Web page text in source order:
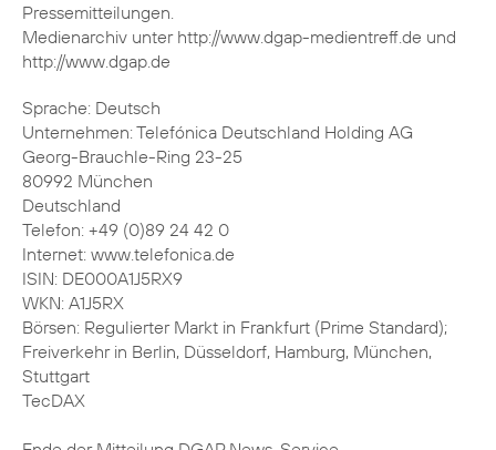
Pressemitteilungen.
Medienarchiv unter http://www.dgap-medientreff.de und
http://www.dgap.de
Sprache: Deutsch
Unternehmen: Telefónica Deutschland Holding AG
Georg-Brauchle-Ring 23-25
80992 München
Deutschland
Telefon: +49 (0)89 24 42 0
Internet: www.telefonica.de
ISIN: DE000A1J5RX9
WKN: A1J5RX
Börsen: Regulierter Markt in Frankfurt (Prime Standard);
Freiverkehr in Berlin, Düsseldorf, Hamburg, München,
Stuttgart
TecDAX